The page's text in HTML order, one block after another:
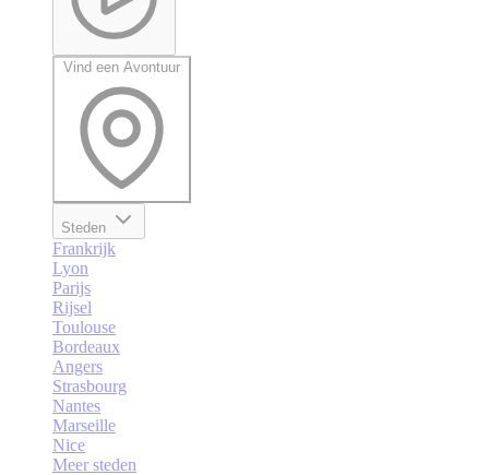
Vind een Avontuur
Steden
Frankrijk
Lyon
Parijs
Rijsel
Toulouse
Bordeaux
Angers
Strasbourg
Nantes
Marseille
Nice
Meer steden